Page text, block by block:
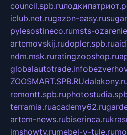
council.spb.ru
iclub.net.rugazon-easy.ru
pylesostineco.rumsts-
artemovskij.rudopler.spb.ru
ndm.msk.ruratingzooshop.ru
globalautotrade.info
ZOOSMART.SPB.RU
remontt.spb.ru
terramia.ruacademy62.ru
artem-news.rubiserinca.ru
imshowtv.rumebel-v-tule.ru